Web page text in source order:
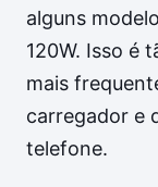
alguns
120W. Isso é
mais
carregador e
telefone.